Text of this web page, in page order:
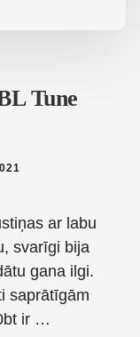
Tune
ar labu
svarīgi bija
gana ilgi.
saprātīgām
ir …